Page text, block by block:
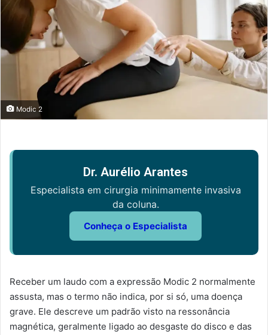
Modic 2
Dr. Aurélio Arantes
Especialista em cirurgia minimamente invasiva
da coluna.
Conheça o Especialista
Receber um laudo com a expressão Modic 2 normalmente
assusta, mas o termo não indica, por si só, uma doença
grave. Ele descreve um padrão visto na ressonância
magnética, geralmente ligado ao desgaste do disco e das